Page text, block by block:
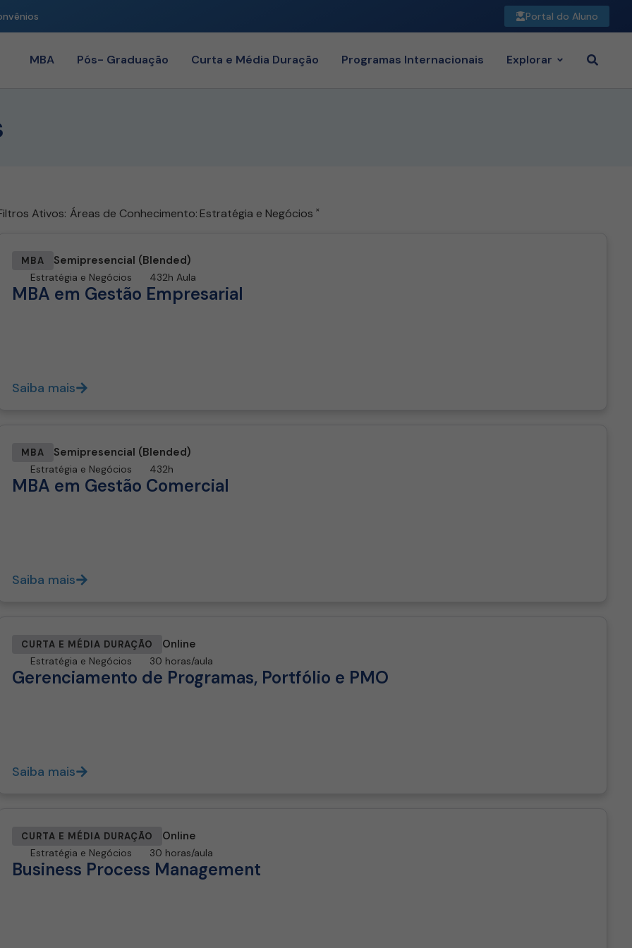
Portal do Aluno
MBA Pós- Graduação Curta e Média Duração Programas Internacionais Explorar
Ativos: Áreas de Conhecimento:Estratégia e Negócios ×
MBA Semipresencial (Blended)
Estratégia e Negócios 432h Aula
MBA em Gestão Empresarial
Saiba mais
MBA Semipresencial (Blended)
Estratégia e Negócios 432h
MBA em Gestão Comercial
Saiba mais
CURTA E MÉDIA DURAÇÃO Online
Estratégia e Negócios 30 horas/aula
Gerenciamento de Programas, Portfólio e PMO
Saiba mais
CURTA E MÉDIA DURAÇÃO Online
Estratégia e Negócios 30 horas/aula
Business Process Management